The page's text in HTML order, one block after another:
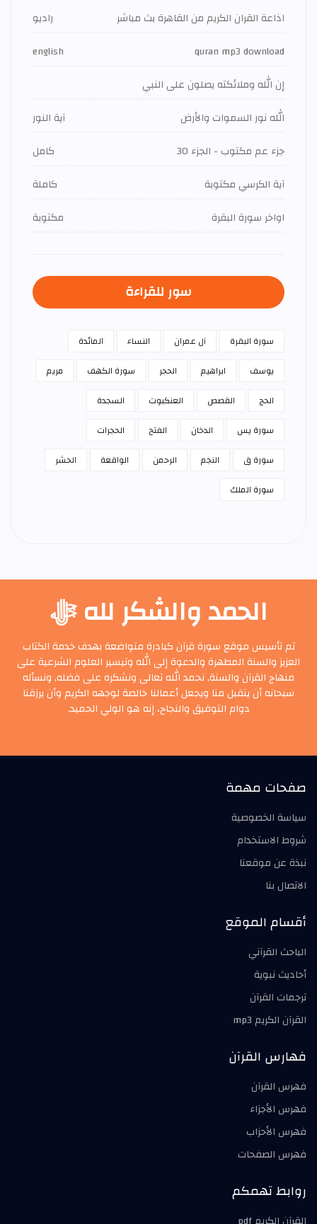
اذاعة القران الكريم من القاهرة بث مباشر
راديو
quran mp3 download
english
إن الله وملائكته يصلون على النبي
الله نور السموات والأرض
آية النور
جزء عم مكتوب - الجزء 30
كامل
آية الكرسي مكتوبة
كاملة
اواخر سورة البقرة
مكتوبة
سور للقراءة
سورة البقرة آل عمران النساء
المائدة
يوسف
ابراهيم الحجر سورة الكهف
مريم
الحج
القصص العنكبوت
السجدة
سورة يس
الدخان الفتح
الحجرات
سورة ق
النجم الرحمن الواقعة
الحشر
سورة الملك
الحمد والشكر لله ﷻ
تم تأسيس موقع سورة قرآن كبادرة متواضعة بهدف خدمة الكتاب
العزيز والسنة المطهرة والدعوة إلى الله وتيسير العلوم الشرعية على
منهاج القرآن والسنة, نحمد الله تعالى ونشكره على فضله, ونسأله
سبحانه أن يتقبل منا ويجعل أعمالنا خالصة لوجهه الكريم وأن يرزقنا
دوام التوفيق والنجاح، إنه هو الولي الحميد.
صفحات مهمة
سياسة الخصوصية
شروط الاستخدام
نبذة عن موقعنا
الاتصال بنا
أقسام الموقع
الباحث القرآني
أحاديث نبوية
ترجمات القرآن
القرآن الكريم mp3
فهارس القرآن
فهرس القرآن
فهرس الأجزاء
فهرس الأحزاب
فهرس الصفحات
روابط تهمكم